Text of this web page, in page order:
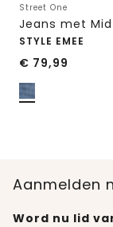
Street One
STYLE EMEE
€ 79,99
Aanmelden
Word nu lid